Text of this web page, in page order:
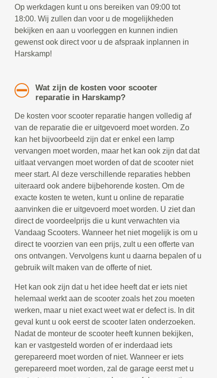
Op werkdagen kunt u ons bereiken van 09:00 tot
18:00. Wij zullen dan voor u de mogelijkheden
bekijken en aan u voorleggen en kunnen indien
gewenst ook direct voor u de afspraak inplannen in
Harskamp!
Wat zijn de kosten voor scooter
reparatie in Harskamp?
De kosten voor scooter reparatie hangen volledig af
van de reparatie die er uitgevoerd moet worden. Zo
kan het bijvoorbeeld zijn dat er enkel een lamp
vervangen moet worden, maar het kan ook zijn dat dat
uitlaat vervangen moet worden of dat de scooter niet
meer start. Al deze verschillende reparaties hebben
uiteraard ook andere bijbehorende kosten. Om de
exacte kosten te weten, kunt u online de reparatie
aanvinken die er uitgevoerd moet worden. U ziet dan
direct de voordeelprijs die u kunt verwachten via
Vandaag Scooters. Wanneer het niet mogelijk is om u
direct te voorzien van een prijs, zult u een offerte van
ons ontvangen. Vervolgens kunt u daarna bepalen of u
gebruik wilt maken van de offerte of niet.
Het kan ook zijn dat u het idee heeft dat er iets niet
helemaal werkt aan de scooter zoals het zou moeten
werken, maar u niet exact weet wat er defect is. In dit
geval kunt u ook eerst de scooter laten onderzoeken.
Nadat de monteur de scooter heeft kunnen bekijken,
kan er vastgesteld worden of er inderdaad iets
gerepareerd moet worden of niet. Wanneer er iets
gerepareerd moet worden, zal de garage eerst met u